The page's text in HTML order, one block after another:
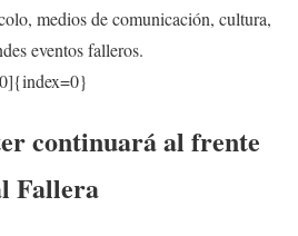
medios de comunicación, cultura,
eventos falleros.
continuará al frente
Fallera